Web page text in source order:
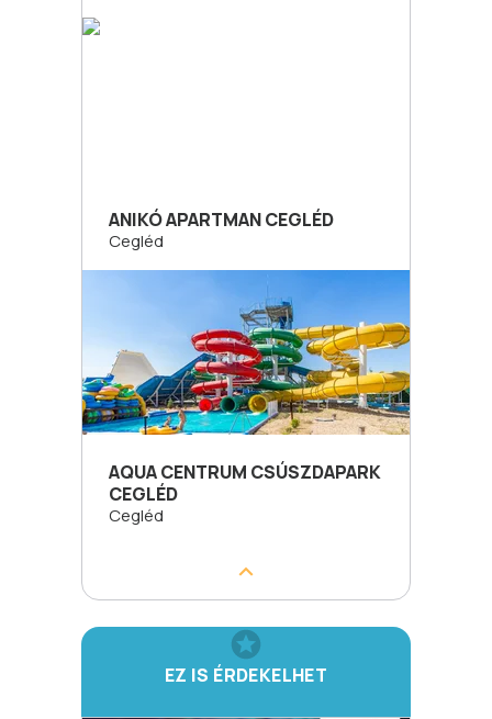
ANIKÓ APARTMAN CEGLÉD
Cegléd
AQUA CENTRUM CSÚSZDAPARK
CEGLÉD
Cegléd
EZ IS ÉRDEKELHET